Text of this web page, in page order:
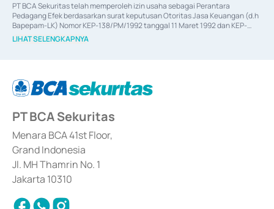
PT BCA Sekuritas telah memperoleh izin usaha sebagai Perantara
Pedagang Efek berdasarkan surat keputusan Otoritas Jasa Keuangan (d.h
Bapepam-LK) Nomor KEP-138/PM/1992 tanggal 11 Maret 1992 dan KEP-
06/D.04/2014 tanggal 28 Februari 2014, izin usaha sebagai Penjamin Emisi
Efek berdasarkan surat keputusan Otoritas Jasa Keuangan Nomor KEP-
berdasarkan surat keputusan Otoritas Jasa Keuangan Nomor S-
67/PM.21/2017 tanggal 3 Februari 2017, dan beberapa izin usaha lainnya
Sertifikat Deposito di Pasar Uang yang izinnya diterbitkan pada tahun 2017
dan izin usaha lainnya dari Bank Indonesia sebagai Lembaga Pendukung
Penerbitan, Transaksi, serta Penatausahaan dan Penyelesaian Transaksi
Surat Berharga Komersial yang izinnya diterbitkan pada tahun 2018.
LIHAT SELENGKAPNYA
PT BCA Sekuritas
Menara BCA 41st Floor,
Grand Indonesia
Jl. MH Thamrin No. 1
Jakarta 10310